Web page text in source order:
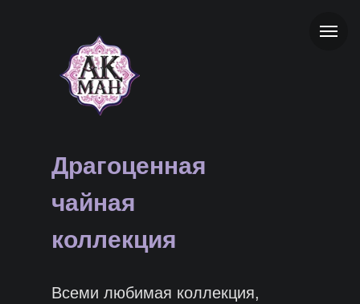
Драгоценная
чайная
коллекция
Всеми любимая коллекция,